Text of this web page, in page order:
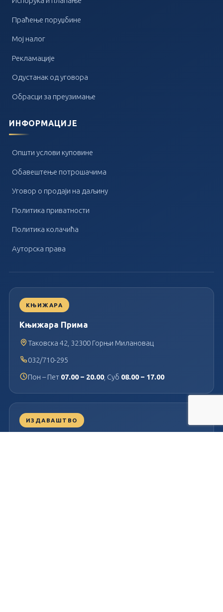
Праћење поруџбине
Мој налог
Рекламације
Одустанак од уговора
Обрасци за преузимање
ИНФОРМАЦИЈЕ
Општи услови куповине
Обавештење потрошачима
Уговор о продаји на даљину
Политика приватности
Политика колачића
Ауторска права
КЊИЖАРА
Књижара Прима
Таковска 42, 32300 Горњи Милановац
032/710-295
Пон – Пет 07.00 – 20.00, Суб 08.00 – 17.00
ИЗДАВАШТВО